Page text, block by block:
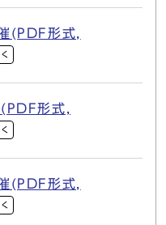
(PDF形式,
形式,
(PDF形式,